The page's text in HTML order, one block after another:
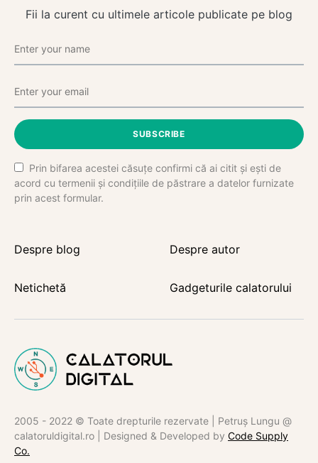
Fii la curent cu ultimele articole publicate pe blog
SUBSCRIBE
Prin bifarea acestei căsuțe confirmi că ai citit și ești de
acord cu termenii și condițiile de păstrare a datelor furnizate
prin acest formular.
Despre blog Despre autor
Netichetă Gadgeturile calatorului
2005 - 2022 © Toate drepturile rezervate | Petruș Lungu @
calatoruldigital.ro | Designed & Developed by Code Supply
Co.